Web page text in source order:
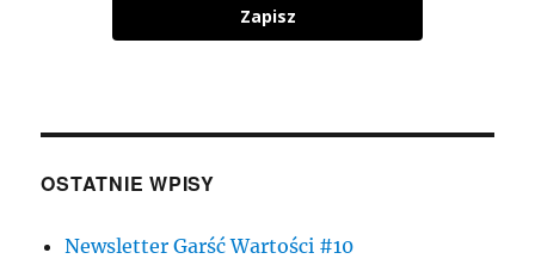
Zapisz
OSTATNIE WPISY
Newsletter Garść Wartości #10